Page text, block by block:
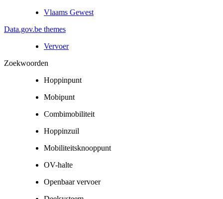
Vlaams Gewest
Data.gov.be themes
Vervoer
Zoekwoorden
Hoppinpunt
Mobipunt
Combimobiliteit
Hoppinzuil
Mobiliteitsknooppunt
OV-halte
Openbaar vervoer